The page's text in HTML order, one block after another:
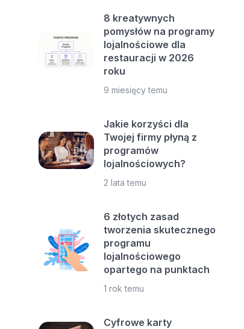
8 kreatywnych
pomysłów na programy
lojalnościowe dla
restauracji w 2026
roku
9 miesięcy temu
Jakie korzyści dla
Twojej firmy płyną z
programów
lojalnościowych?
2 lata temu
6 złotych zasad
tworzenia skutecznego
programu
lojalnościowego
opartego na punktach
1 rok temu
Cyfrowe karty